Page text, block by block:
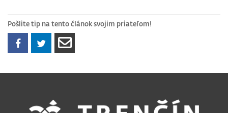
Pošlite tip na tento článok svojim priateľom!